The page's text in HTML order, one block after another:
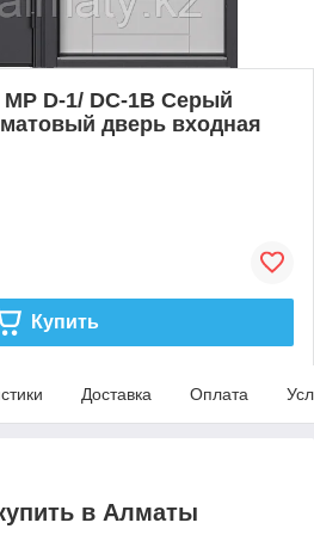
MP D-1/ DC-1B Серый
дверь входная
Купить
Доставка Оплата
в Алматы